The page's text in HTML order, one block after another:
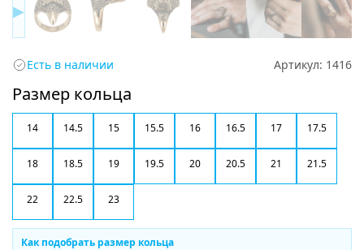
▶
Есть в наличии Артикул: 1416
Размер кольца
14 14.5 15 15.5 16 16.5 17 17.5
18 18.5 19 19.5 20 20.5 21 21.5
22 22.5 23
Как подобрать размер кольца